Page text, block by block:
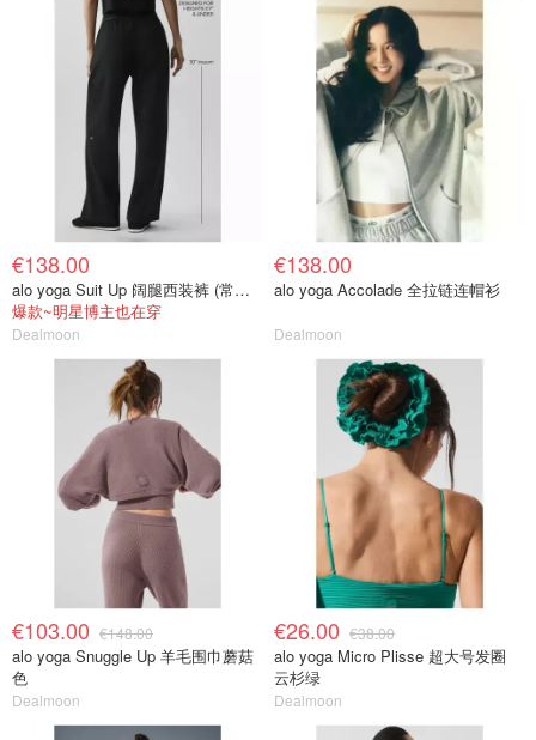
€138.00
alo yoga Suit Up 阔腿西装裤 (常规款)
爆款~明星博主也在穿
Dealmoon
€138.00
alo yoga Accolade 全拉链连帽衫
Dealmoon
€103.00 €148.00
alo yoga Snuggle Up 羊毛围巾蘑菇
色
Dealmoon
€26.00 €38.00
alo yoga Micro Plisse 超大号发圈
云杉绿
Dealmoon